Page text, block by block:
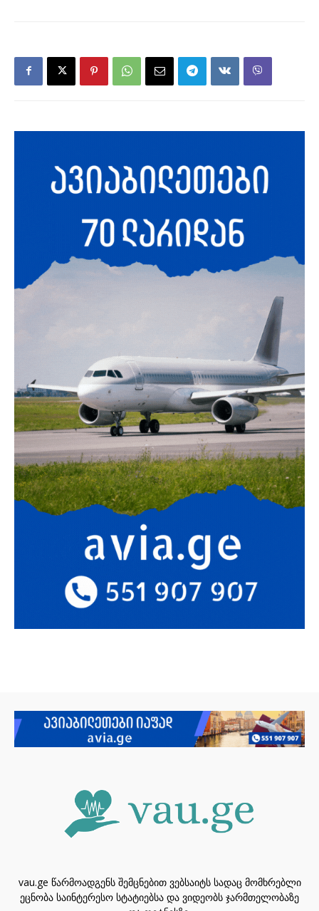
vau.ge წარმოადგენს შემცნებით ვებსაიტს სადაც მომხრებლი
ეცნობა საინტერესო სტატიებსა და ვიდეობს ჯარმთელობაზე